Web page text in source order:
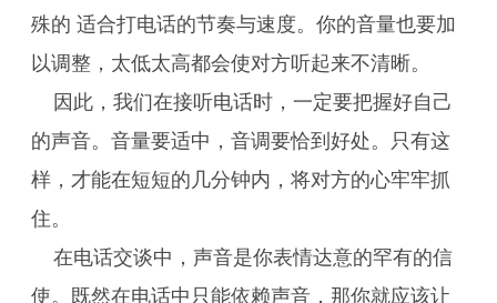
殊的 适合打电话的节奏与速度。你的音量也要加
以调整，太低太高都会使对方听起来不清晰。
因此，我们在接听电话时，一定要把握好自己
的声音。音量要适中，音调要恰到好处。只有这
样，才能在短短的几分钟内，将对方的心牢牢抓
住。
在电话交谈中，声音是你表情达意的罕有的信
使。既然在电话中只能依赖声音，那你就应该让